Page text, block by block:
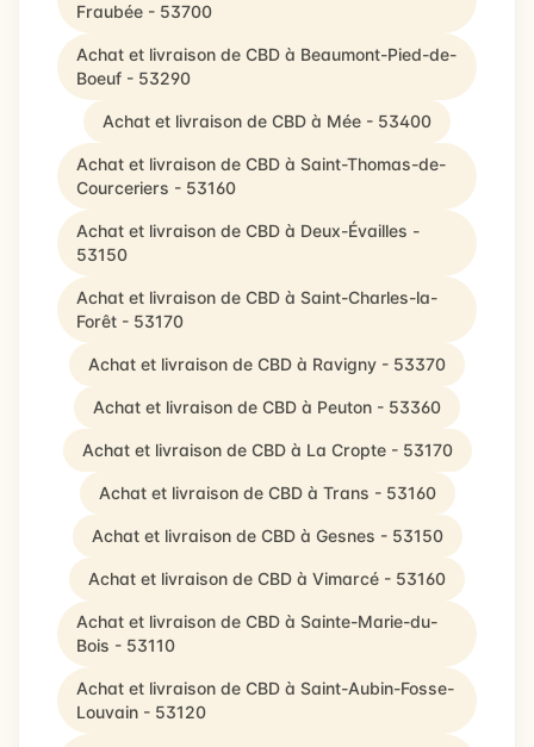
Fraubée - 53700
Achat et livraison de CBD à Beaumont-Pied-de-
Boeuf - 53290
Achat et livraison de CBD à Mée - 53400
Achat et livraison de CBD à Saint-Thomas-de-
Courceriers - 53160
Achat et livraison de CBD à Deux-Évailles -
53150
Achat et livraison de CBD à Saint-Charles-la-
Forêt - 53170
Achat et livraison de CBD à Ravigny - 53370
Achat et livraison de CBD à Peuton - 53360
Achat et livraison de CBD à La Cropte - 53170
Achat et livraison de CBD à Trans - 53160
Achat et livraison de CBD à Gesnes - 53150
Achat et livraison de CBD à Vimarcé - 53160
Achat et livraison de CBD à Sainte-Marie-du-
Bois - 53110
Achat et livraison de CBD à Saint-Aubin-Fosse-
Louvain - 53120